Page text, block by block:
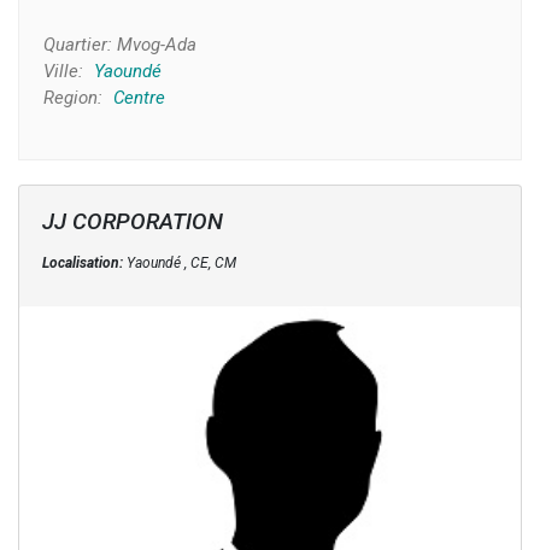
Quartier: Mvog-Ada
Ville:
Yaoundé
Region:
Centre
JJ CORPORATION
Localisation:Yaoundé , CE, CM